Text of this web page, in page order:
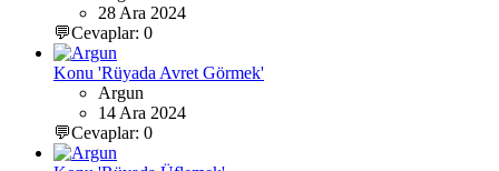
28 Ara 2024
💬Cevaplar: 0
Konu 'Rüyada Avret Görmek'
Argun
14 Ara 2024
💬Cevaplar: 0